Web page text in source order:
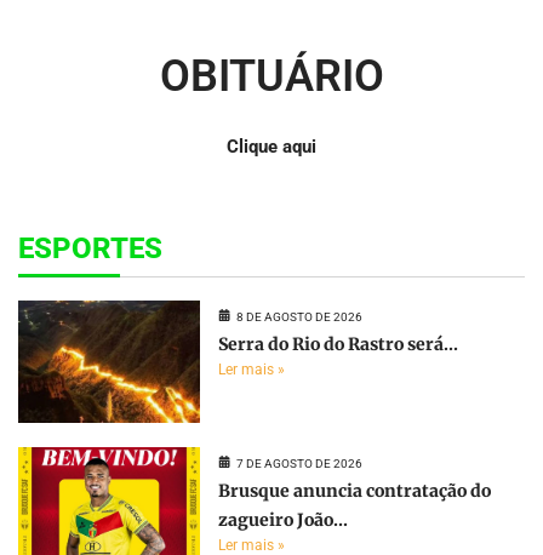
OBITUÁRIO
Clique aqui
ESPORTES
8 DE AGOSTO DE 2026
Serra do Rio do Rastro será...
Ler mais »
7 DE AGOSTO DE 2026
Brusque anuncia contratação do
zagueiro João...
Ler mais »